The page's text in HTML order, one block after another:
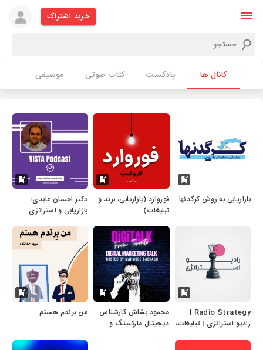
خرید اشتراک
کانال ها پادکست کتاب صوتی موسیقی
بازاریابی به روش کرگدنها
فوروارد (بازاریابی، برند و
تبلیغات)
دکتر احسان عابدی؛
بازاریابی و استراتژی
Radio Strategy |
رادیو استراتژی | تبلیغات،
محمود بشاش کارشناس
دیجیتال مارکتینگ و
من برندم هستم